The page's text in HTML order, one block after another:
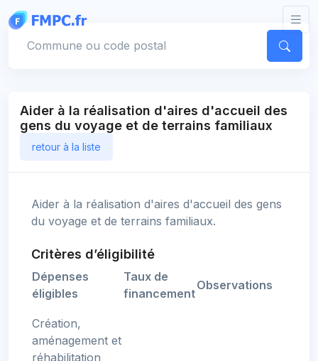
Aider à la réalisation d'aires d'accueil des
gens du voyage et de terrains familiaux
retour à la liste
Aider à la réalisation d'aires d'accueil des gens
du voyage et de terrains familiaux.
Critères d’éligibilité
Dépenses
éligibles
Taux de
financement
Observations
Création,
aménagement et
réhabilitation
Panneau de gestion des cookies